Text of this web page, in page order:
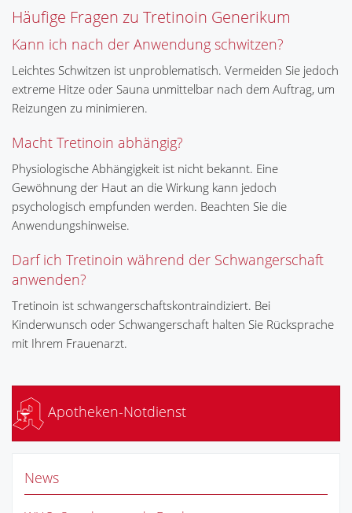
Häufige Fragen zu Tretinoin Generikum
Kann ich nach der Anwendung schwitzen?
Leichtes Schwitzen ist unproblematisch. Vermeiden Sie jedoch
extreme Hitze oder Sauna unmittelbar nach dem Auftrag, um
Reizungen zu minimieren.
Macht Tretinoin abhängig?
Physiologische Abhängigkeit ist nicht bekannt. Eine
Gewöhnung der Haut an die Wirkung kann jedoch
psychologisch empfunden werden. Beachten Sie die
Anwendungshinweise.
Darf ich Tretinoin während der Schwangerschaft
anwenden?
Tretinoin ist schwangerschaftskontraindiziert. Bei
Kinderwunsch oder Schwangerschaft halten Sie Rücksprache
mit Ihrem Frauenarzt.
Apotheken-Notdienst
News